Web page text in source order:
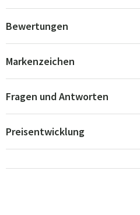
Bewertungen
Markenzeichen
Fragen und Antworten
Preisentwicklung